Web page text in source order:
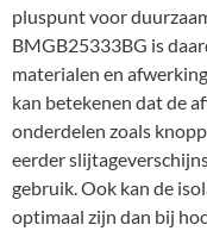
pluspunt voor
BMGB25333BG is
materialen en
kan betekenen dat de
onderdelen zoals
eerder
gebruik. Ook kan de
optimaal zijn dan bij